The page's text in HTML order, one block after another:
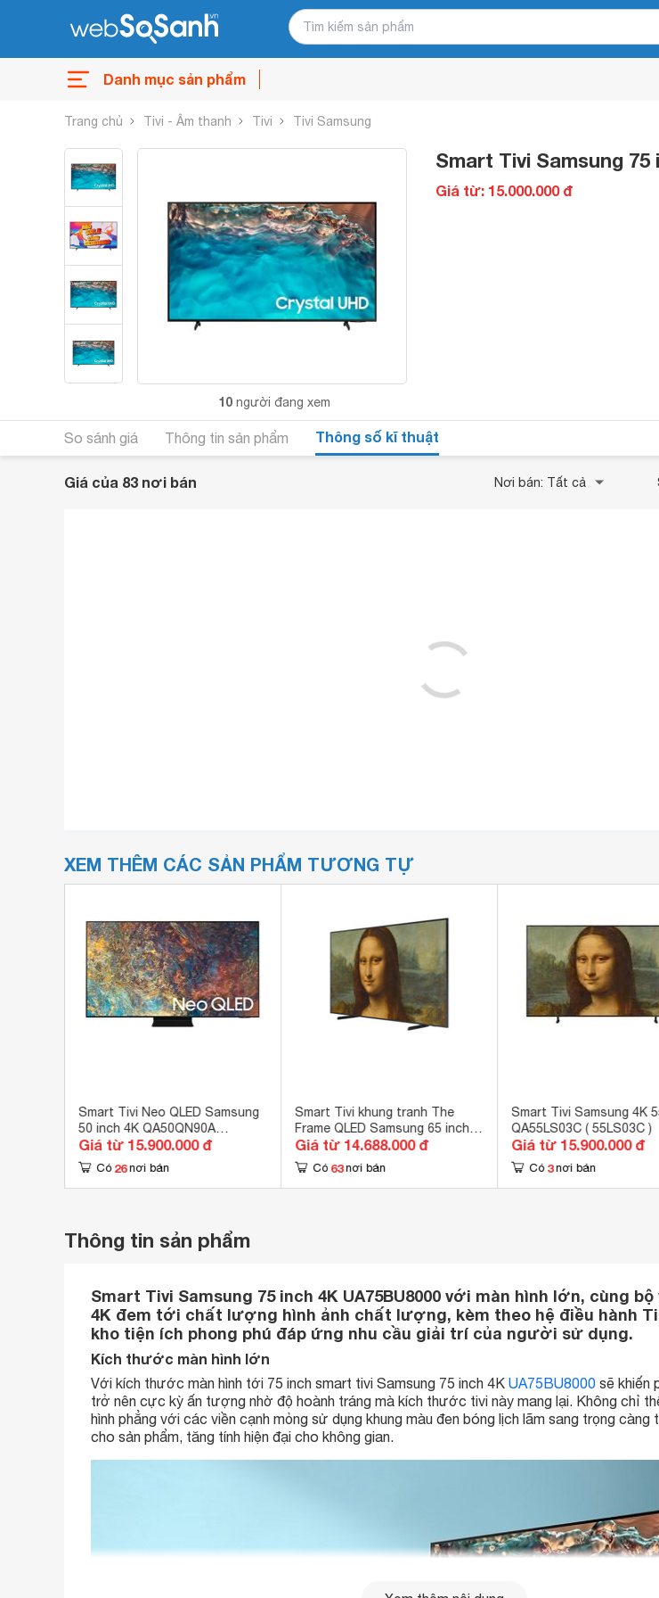
Danh mục sản phẩm
Trang chủ Tivi - Âm thanh Tivi Tivi Samsung
10 người đang xem
Smart Tivi Samsung 75
Giá từ: 15.000.000 đ
So sánh giá Thông tin sản phẩm Thông số kĩ thuật
Giá của 83 nơi bán Nơi bán: Tất cả
XEM THÊM CÁC SẢN PHẨM TƯƠNG TỰ
Smart Tivi Neo QLED Samsung
50 inch 4K QA50QN90A
(50QN90A)
Giá từ 15.900.000 đ
Có 26 nơi bán
Smart Tivi khung tranh The
Frame QLED Samsung 65 inch
4K QA65LS03B
Giá từ 14.688.000 đ
Có 63 nơi bán
Smart Tivi Samsung 4K
QA55LS03C ( 55LS03C )
Giá từ 15.900.000 đ
Có 3 nơi bán
Thông tin sản phẩm
Smart Tivi Samsung 75 inch 4K UA75BU8000 với màn hình lớn, cùng
4K đem tới chất lượng hình ảnh chất lượng, kèm theo hệ điều hành
kho tiện ích phong phú đáp ứng nhu cầu giải trí của người sử dụng.
Kích thước màn hình lớn
Với kích thước màn hình tới 75 inch smart tivi Samsung 75 inch 4K UA75BU8000 sẽ khiến
trở nên cực kỳ ấn tượng nhờ độ hoành tráng mà kích thước tivi này mang lại. Không chỉ
hình phẳng với các viền cạnh mỏng sử dụng khung màu đen bóng lịch lãm sang trọng
cho sản phẩm, tăng tính hiện đại cho không gian.